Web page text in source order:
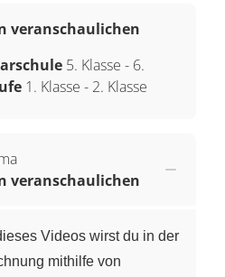
veranschaulichen
5. Klasse - 6.
1. Klasse - 2. Klasse
veranschaulichen
Videos wirst du in der
mithilfe von